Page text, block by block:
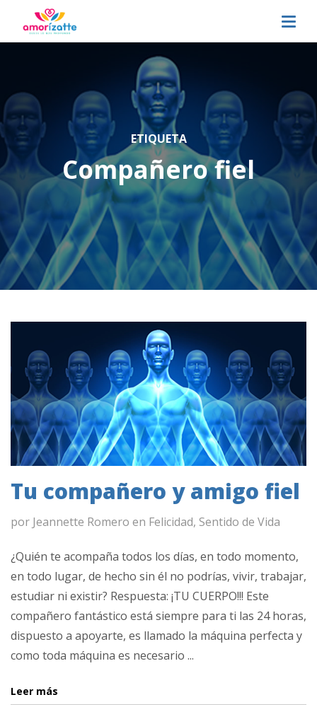
ETIQUETA
Compañero fiel
Tu compañero y amigo fiel
por Jeannette Romero en Felicidad, Sentido de Vida
¿Quién te acompaña todos los días, en todo momento,
en todo lugar, de hecho sin él no podrías, vivir, trabajar,
estudiar ni existir? Respuesta: ¡TU CUERPO!!! Este
compañero fantástico está siempre para ti las 24 horas,
dispuesto a apoyarte, es llamado la máquina perfecta y
como toda máquina es necesario ...
Leer más